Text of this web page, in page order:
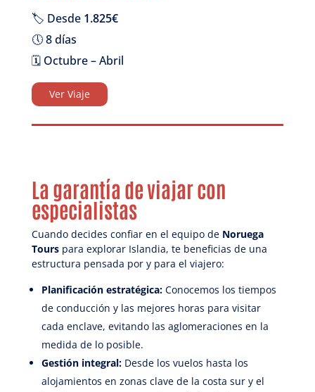
🏷️ Desde 1.825€
🕔 8 días
🗓️ Octubre – Abril
Ver Viaje
La garantía de viajar con
especialistas
Cuando decides confiar en el equipo de Noruega
Tourspara explorar Islandia, te beneficias de una
estructura pensada por y para el viajero:
Planificación estratégica:Conocemos los tiempos
de conducción y las mejores horas para visitar
cada enclave, evitando las aglomeraciones en la
medida de lo posible.
Gestión integral:Desde los vuelos hasta los
alojamientos en zonas clave de la costa sur y el